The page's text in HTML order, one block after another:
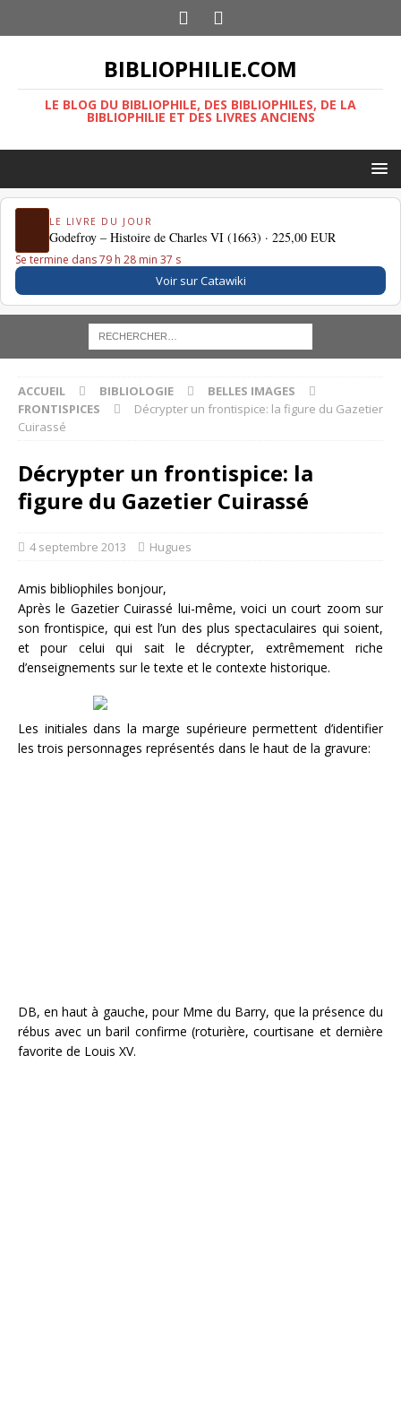
BIBLIOPHILIE.COM
LE BLOG DU BIBLIOPHILE, DES BIBLIOPHILES, DE LA
BIBLIOPHILIE ET DES LIVRES ANCIENS
LE LIVRE DU JOUR
Godefroy – Histoire de Charles VI (1663) · 225,00 EUR
Se termine dans 79 h 28 min 36 s
Voir sur Catawiki
ACCUEIL BIBLIOLOGIE
BELLES IMAGES
FRONTISPICES
Décrypter un frontispice: la figure du Gazetier
Cuirassé
Décrypter un frontispice: la
figure du Gazetier Cuirassé
4 septembre 2013 Hugues
Amis bibliophiles bonjour,
Après le Gazetier Cuirassé lui-même, voici un court zoom sur
son frontispice, qui est l’un des plus spectaculaires qui soient,
et pour celui qui sait le décrypter, extrêmement riche
d’enseignements sur le texte et le contexte historique.
Les initiales dans la marge supérieure permettent d’identifier
les trois personnages représentés dans le haut de la gravure:
DB, en haut à gauche, pour Mme du Barry, que la présence du
rébus avec un baril confirme (roturière, courtisane et dernière
favorite de Louis XV.